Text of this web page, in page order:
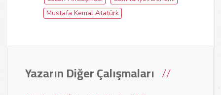
Mustafa Kemal Atatürk
Yazarın Diğer Çalışmaları